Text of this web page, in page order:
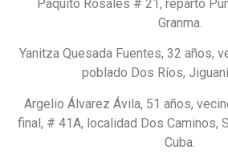
Paquito Rosales # 21, reparto
Granma.
Yanitza Quesada Fuentes, 32 años,
poblado Dos Ríos,
Argelio Álvarez Ávila, 51 años,
final, # 41A, localidad Dos Caminos,
Cuba.